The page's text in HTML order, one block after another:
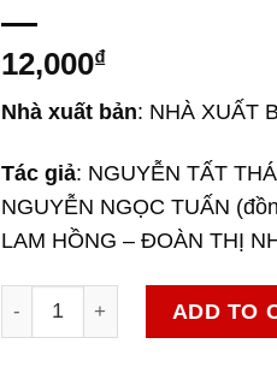
12,000₫
Nhà xuất bản: NHÀ XUẤT
Tác giả: NGUYỄN TẤT
NGUYỄN NGỌC TUẤN
LAM HỒNG – ĐOÀN THỊ
Chuyên đề học tập Công
ADD TO